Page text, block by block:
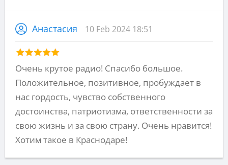
Анастасия 10 Feb 2024 18:51
Очень крутое радио! Спасибо большое.
Положительное, позитивное, пробуждает в
нас гордость, чувство собственного
достоинства, патриотизма, ответственности за
свою жизнь и за свою страну. Очень нравится!
Хотим такое в Краснодаре!